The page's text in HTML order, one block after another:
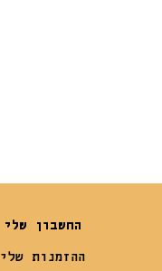
החשבון שלי
ההזמנות שלי